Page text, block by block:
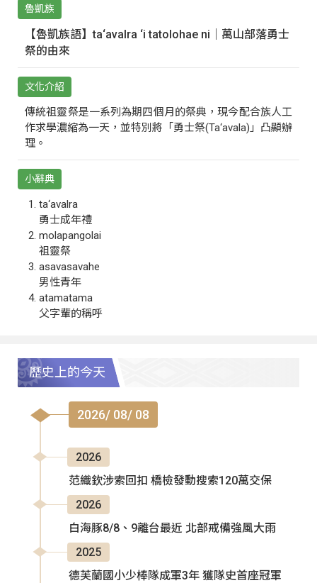
魯凱族
【魯凱族語】ta‘avalra ‘i tatolohae ni｜萬山部落勇士
祭的由來
文化介紹
傳統祖靈祭是一系列為期四個月的祭典，現今配合族人工
作求學濃縮為一天，並特別將「勇士祭(Ta‘avala)」凸顯辦
理。
小辭典
ta‘avalra
勇士成年禮
molapangolai
祖靈祭
asavasavahe
男性青年
atamatama
父字輩的稱呼
歷史上的今天
2026/ 08/ 08
2026
范織欽涉索回扣 橋檢發動搜索120萬交保
2026
白海豚8/8、9離台最近 北部戒備強風大雨
2025
德芙蘭國小少棒隊成軍3年 獲隊史首座冠軍